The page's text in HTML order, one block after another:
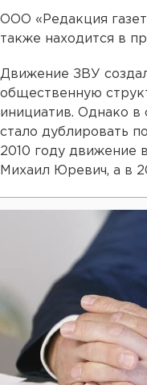
ООО «Редакция
также находится в
Движение ЗВУ
общественную
инициатив. Однако
стало дублировать
2010 году движение
Михаил Юревич, а в